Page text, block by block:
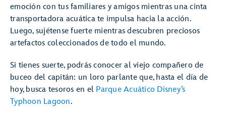
emoción con tus familiares y amigos mientras una cinta
transportadora acuática te impulsa hacia la acción.
Luego, sujétense fuerte mientras descubren preciosos
artefactos coleccionados de todo el mundo.
Si tienes suerte, podrás conocer al viejo compañero de
buceo del capitán: un loro parlante que, hasta el día de
hoy, busca tesoros en el Parque Acuático Disney’s
Typhoon Lagoon.